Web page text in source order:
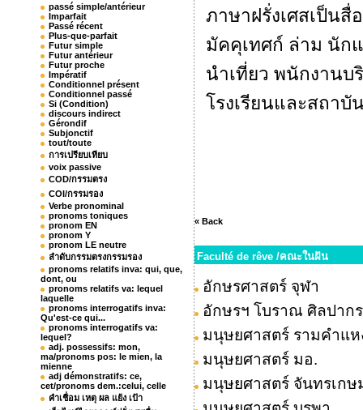
passé simple/antérieur
Imparfait
Passé récent
Plus-que-parfait
Futur simple
Futur antérieur
Futur proche
Impératif
Conditionnel présent
Conditionnel passé
Si (Condition)
discours indirect
Gérondif
Subjonctif
tout/toute
การเปรียบเทียบ
voix passive
COD/กรรมตรง
COI/กรรมรอง
Verbe pronominal
pronoms toniques
pronom EN
pronom Y
pronom LE neutre
ลำดับกรรมตรงกรรมรอง
pronoms relatifs inva: qui, que,
dont, ou
pronoms relatifs va: lequel
laquelle
pronoms interrogatifs inva:
Qu'est-ce qui...
pronoms interrogatifs va:
lequel?
adj. possessifs: mon,
ma/pronoms pos: le mien, la
mienne
adj démonstratifs: ce,
cet/pronoms dem.:celui, celle
คำเชื่อม เหตุ ผล แย้ง เป้า
ภาษาฝรั่งเศสเป็น
มัคคุเทศก์ ล่าม นัก
นำเที่ยว พนักงานบ
โรงเรียนและสถา
« Back
Faculté de rêve /คณะในฝัน
อักษรศาสตร์ จุฬา
อักษรฯ โบราณ ศิลปากร
มนุษยศาสตร์ รามคำแห
มนุษยศาสตร์ มอ.
มนุษยศาสตร์ จันทรเกษ